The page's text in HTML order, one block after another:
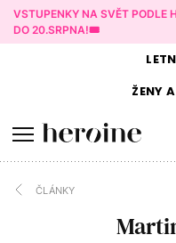
VSTUPENKY NA SVĚT PODLE
DO 20.SRPNA!🎟️
ŽENY A
ČLÁNKY